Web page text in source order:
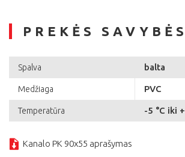
PREKĖS SAVYBĖS
Spalva balta
Medžiaga PVC
Temperatūra -5 °C iki
Kanalo PK 90x55 aprašymas